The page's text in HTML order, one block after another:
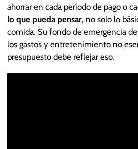
ahorrar en cada período de pago o
lo que pueda pensar, no solo lo
comida. Su fondo de emergencia
los gastos y entretenimiento no
presupuesto debe reflejar eso.